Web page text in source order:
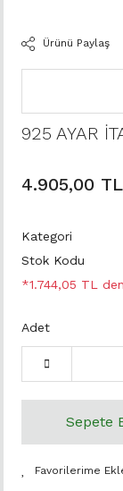
Ürünü Paylaş
925 AYAR
4.905,00 TL
Kategori
Stok Kodu
*1.744,05 TL
Adet
Sepete